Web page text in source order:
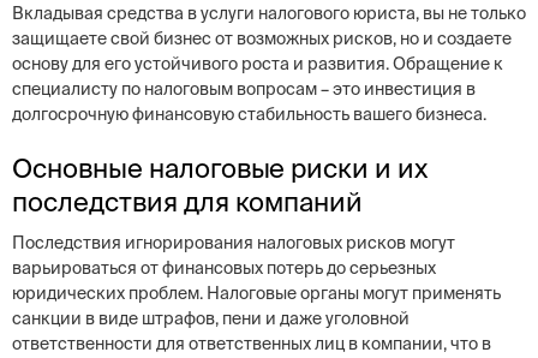
Вкладывая средства в услуги налогового юриста, вы не только
защищаете свой бизнес от возможных рисков, но и создаете
основу для его устойчивого роста и развития. Обращение к
специалисту по налоговым вопросам – это инвестиция в
долгосрочную финансовую стабильность вашего бизнеса.
Основные налоговые риски и их
последствия для компаний
Последствия игнорирования налоговых рисков могут
варьироваться от финансовых потерь до серьезных
юридических проблем. Налоговые органы могут применять
санкции в виде штрафов, пени и даже уголовной
ответственности для ответственных лиц в компании, что в